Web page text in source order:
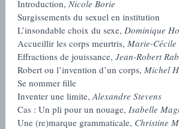
Introduction, Nicole Borie
Surgissements du sexuel en institution
L’insondable choix du sexe, Dominique
Accueillir les corps meurtris, Marie-
Effractions de jouissance, Jean-Robert
Robert ou l’invention d’un corps, Michel
Se nommer fille
Inventer une limite,Alexandre Stevens
Cas : Un pli pour un nouage, Isabelle
Une (re)marque grammaticale, Christine